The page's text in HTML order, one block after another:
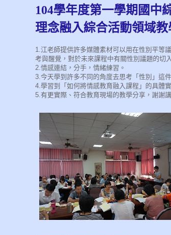
104學年度第一學期國中
理念融入綜合活動領域教
1.江老師提供許多媒體素材可以用在性別平等
考與醒覺，對於未來課程中有關性別議題的切
2.情感連結，分手，情緒練習。
3.今天學到許多不同的角度去思考「性別」這
4.學習到「如何將情感教育融入課程」的具體
5.有更實際、符合教育現場的教學分享，謝謝講